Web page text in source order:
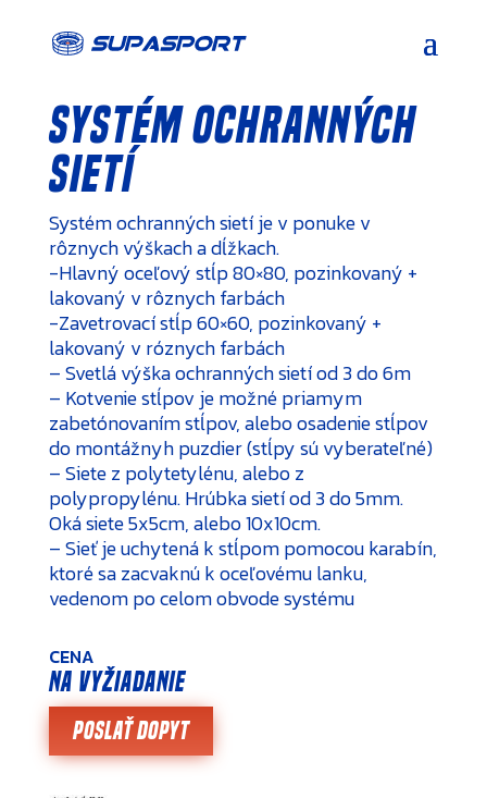
Systém ochranných
sietí
Systém ochranných sietí je v ponuke v
rôznych výškach a dĺžkach.
-Hlavný oceľový stĺp 80×80, pozinkovaný +
lakovaný v rôznych farbách
-Zavetrovací stĺp 60×60, pozinkovaný +
lakovaný v róznych farbách
– Svetlá výška ochranných sietí od 3 do 6m
– Kotvenie stĺpov je možné priamym
zabetónovaním stĺpov, alebo osadenie stĺpov
do montážnyh puzdier (stĺpy sú vyberateľné)
– Siete z polytetylénu, alebo z
polypropylénu. Hrúbka sietí od 3 do 5mm.
Oká siete 5x5cm, alebo 10x10cm.
– Sieť je uchytená k stĺpom pomocou karabín,
ktoré sa zacvaknú k oceľovému lanku,
vedenom po celom obvode systému
CENA
na vyžiadanie
Poslať dopyt